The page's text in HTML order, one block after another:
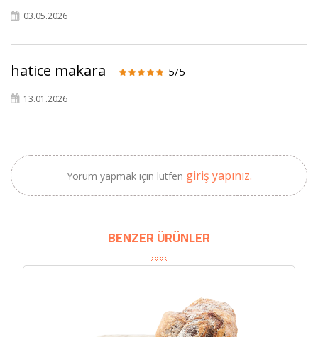
03.05.2026
hatice makara 5/5
13.01.2026
Yorum yapmak için lütfen giriş yapınız.
BENZER ÜRÜNLER
×
2690,00 TL
Sıkım) - Bilgem
Zeytincilik